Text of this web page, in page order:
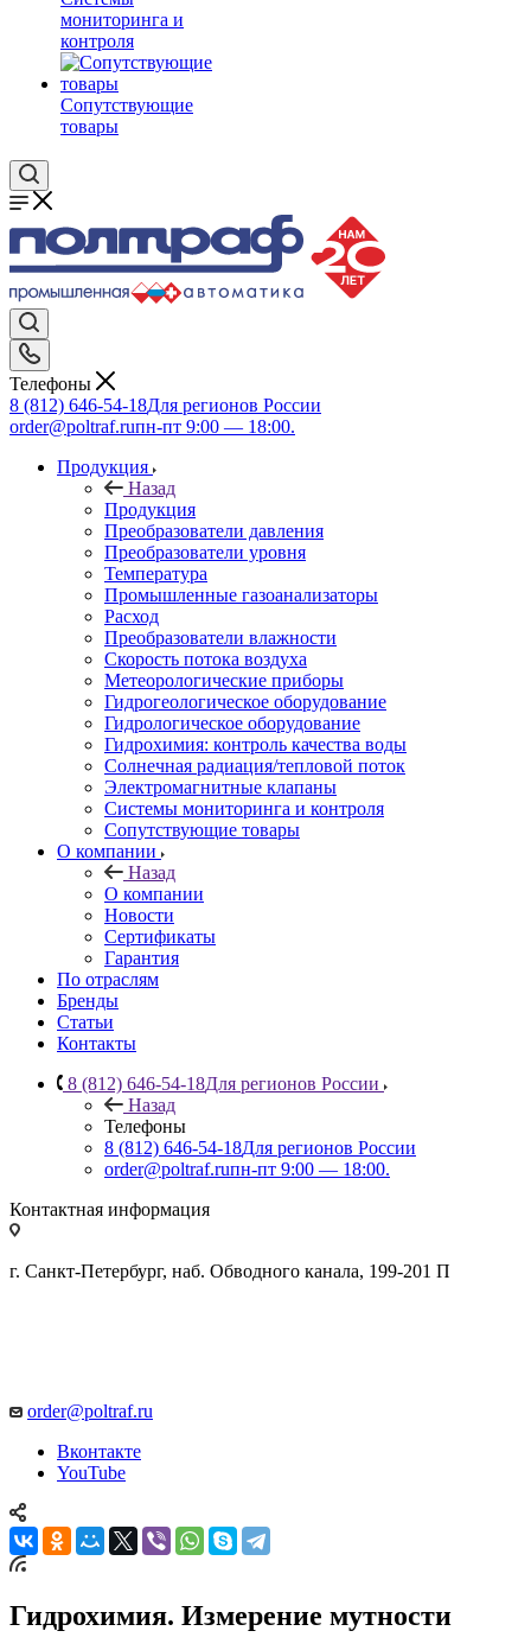
мониторинга и
контроля
Сопутствующие
товары
Телефоны
8 (812) 646-54-18Для регионов России
order@poltraf.ruпн-пт 9:00 — 18:00.
Продукция
Назад
Продукция
Преобразователи давления
Преобразователи уровня
Температура
Промышленные газоанализаторы
Расход
Преобразователи влажности
Скорость потока воздуха
Метеорологические приборы
Гидрогеологическое оборудование
Гидрологическое оборудование
Гидрохимия: контроль качества воды
Солнечная радиация/тепловой поток
Электромагнитные клапаны
Системы мониторинга и контроля
Сопутствующие товары
О компании
Назад
О компании
Новости
Сертификаты
Гарантия
По отраслям
Бренды
Статьи
Контакты
8 (812) 646-54-18Для регионов России
Назад
Телефоны
8 (812) 646-54-18Для регионов России
order@poltraf.ruпн-пт 9:00 — 18:00.
Контактная информация
г. Санкт-Петербург, наб. Обводного канала, 199-201 П
order@poltraf.ru
Вконтакте
YouTube
Гидрохимия. Измерение мутности